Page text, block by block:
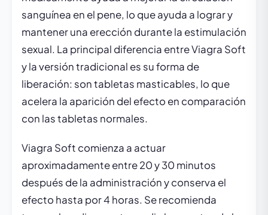
sanguínea en el pene, lo que ayuda a lograr y
mantener una erección durante la estimulación
sexual. La principal diferencia entre Viagra Soft
y la versión tradicional es su forma de
liberación: son tabletas masticables, lo que
acelera la aparición del efecto en comparación
con las tabletas normales.
Viagra Soft comienza a actuar
aproximadamente entre 20 y 30 minutos
después de la administración y conserva el
efecto hasta por 4 horas. Se recomienda